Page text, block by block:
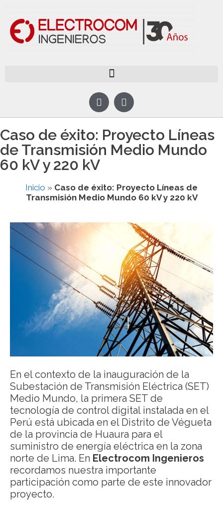
Caso de éxito: Proyecto Líneas
de Transmisión Medio Mundo
60 kV y 220 kV
Inicio » Caso de éxito: Proyecto Líneas de
Transmisión Medio Mundo 60 kV y 220 kV
En el contexto de la inauguración de la
Subestación de Transmisión Eléctrica (SET)
Medio Mundo, la primera SET de
tecnología de control digital instalada en el
Perú está ubicada en el Distrito de Végueta
de la provincia de Huaura para el
suministro de energía eléctrica en la zona
norte de Lima. En Electrocom Ingenieros
recordamos nuestra importante
participación como parte de este innovador
proyecto.